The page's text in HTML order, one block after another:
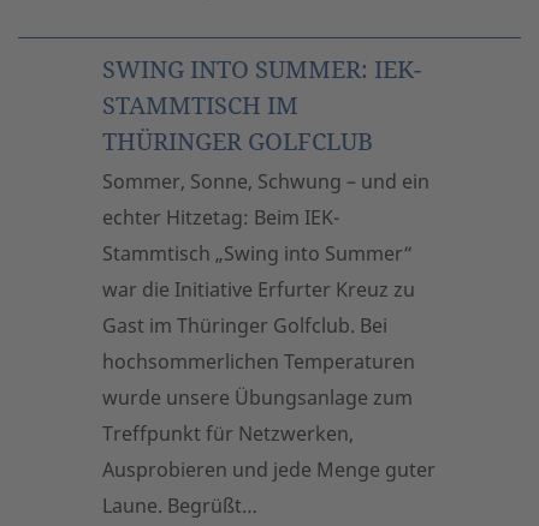
SWING INTO SUMMER: IEK-
STAMMTISCH IM
THÜRINGER GOLFCLUB
Sommer, Sonne, Schwung – und ein
echter Hitzetag: Beim IEK-
Stammtisch „Swing into Summer“
war die Initiative Erfurter Kreuz zu
Gast im Thüringer Golfclub. Bei
hochsommerlichen Temperaturen
wurde unsere Übungsanlage zum
Treffpunkt für Netzwerken,
Ausprobieren und jede Menge guter
Laune. Begrüßt…